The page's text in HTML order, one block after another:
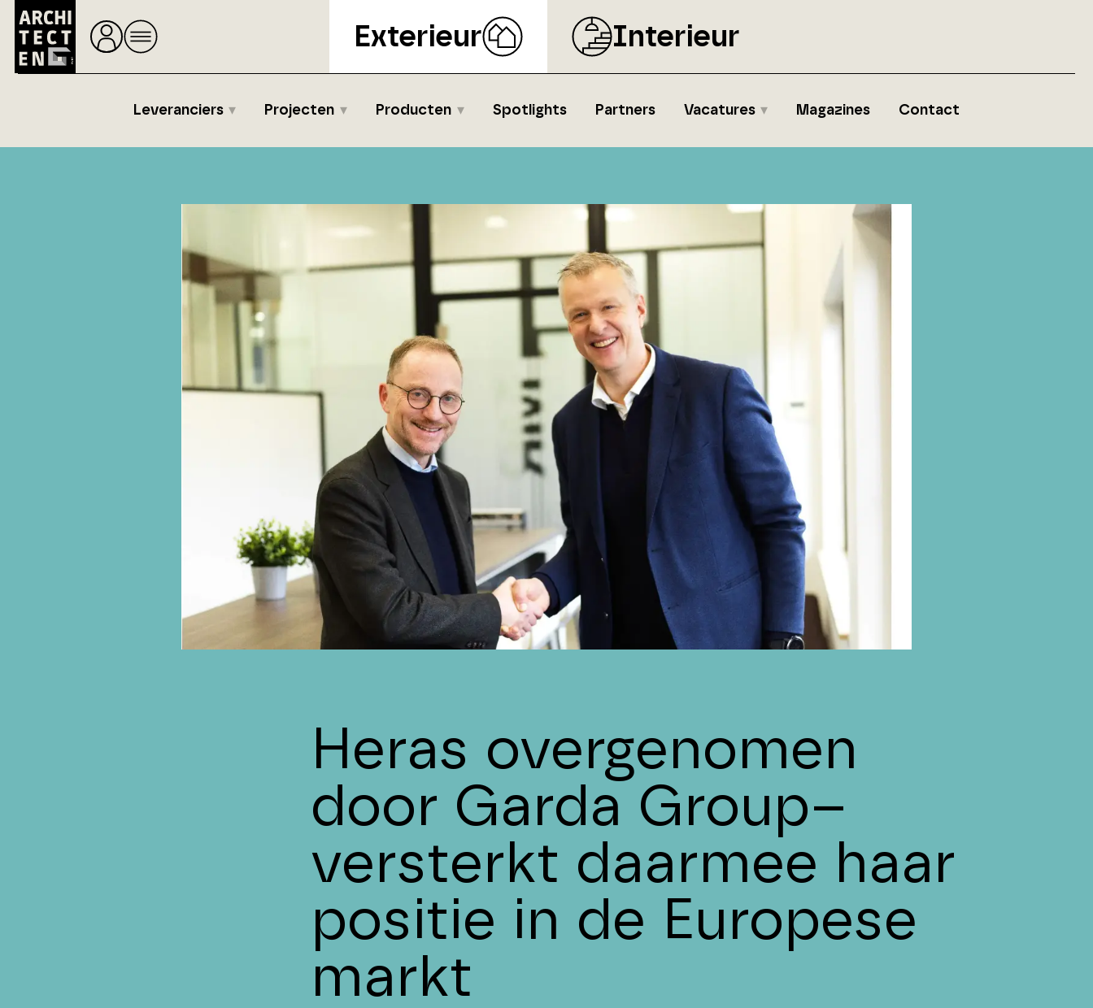
Exterieur Interieur
Leveranciers Projecten Producten Spotlights Partners Vacatures Magazines Contact
Heras overgenomen
door Garda Group–
versterkt daarmee haar
positie in de Europese
markt